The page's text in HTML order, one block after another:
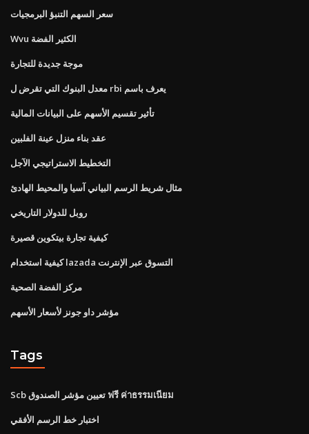
سعر السهم التنبؤ البرمجيات
Wvu الكثير الفضة
موجة جديدة للتجارة
معدل البنوك التي تقرض ل rbi يعرف باسم
تأثير تقسيم الأسهم على البيانات المالية
عقد بناء منزل عينة الفلبين
التخطيط الاستراتيجي الآجل
مثال شريط الرسم البياني آسيا والمحيط الهادئ
روبل للدولار التاريخي
كيفية تجارة بيتكوين قصيرة
كيفية استخدام lazada التسوق عبر الإنترنت
مركز الفضة الصحية
مؤشر داو جونز لأسعار الأسهم
Tags
Scb تعيين مؤشر الصندوق ฟรี ค่าธรรมเนียม
اختبار خط الرسم الأفقي